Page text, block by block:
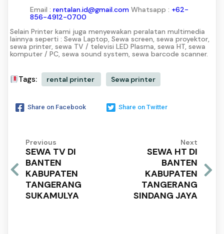
Email : rentalan.id@gmail.com Whatsapp : +62-
856-4912-0700
Selain Printer kami juga menyewakan peralatan multimedia
lainnya seperti : Sewa Laptop, Sewa screen, sewa proyektor,
sewa printer, sewa TV / televisi LED Plasma, sewa HT, sewa
komputer / PC, sewa sound system, sewa barcode scanner.
Tags: rental printer Sewa printer
Share on Facebook Share on Twitter
Previous
SEWA TV DI
BANTEN
KABUPATEN
TANGERANG
SUKAMULYA
Next
SEWA HT DI
BANTEN
KABUPATEN
TANGERANG
SINDANG JAYA